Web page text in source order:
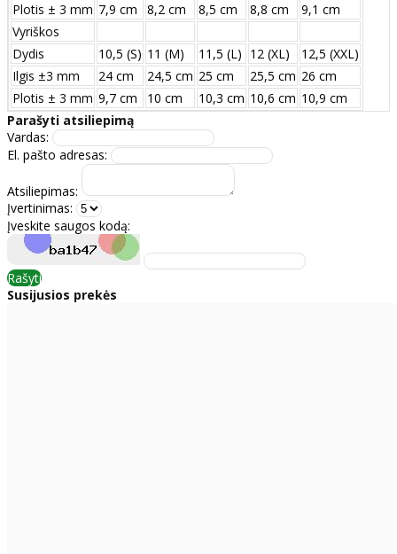
Plotis ± 3 mm 7,9 cm 8,2 cm 8,5 cm 8,8 cm
9,1 cm
Vyriškos
Dydis
10,5 (S) 11 (M) 11,5 (L) 12 (XL)
12,5 (XXL)
Ilgis ±3 mm
24 сm 24,5 сm 25 сm 25,5 сm 26 сm
Plotis ± 3 mm 9,7 сm 10 сm 10,3 сm 10,6 сm 10,9 сm
Parašyti atsiliepimą
Vardas:
El. pašto adresas:
Atsiliepimas:
Įvertinimas:
Įveskite saugos kodą:
Rašyti
Susijusios prekės